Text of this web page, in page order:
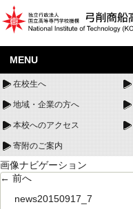
MENU
在校生へ
地域・企業の方へ
本校へのアクセス
寄附のご案内
画像ナビゲーション
← 前へ
news20150917_7